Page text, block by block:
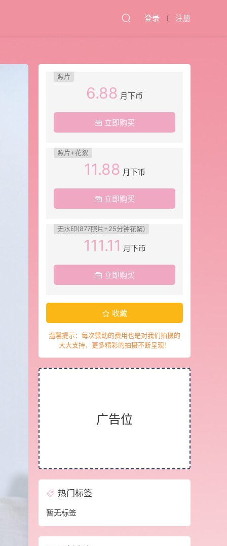
登录 注册
照片
6.88 月下币
立即购买
照片+花絮
11.88 月下币
立即购买
无水印(877照片+25分钟花絮)
111.11 月下币
立即购买
收藏
温馨提示：每次赞助的费用也是对我们拍摄的
大大支持，更多精彩的拍摄不断呈现！
广告位
热门标签
暂无标签